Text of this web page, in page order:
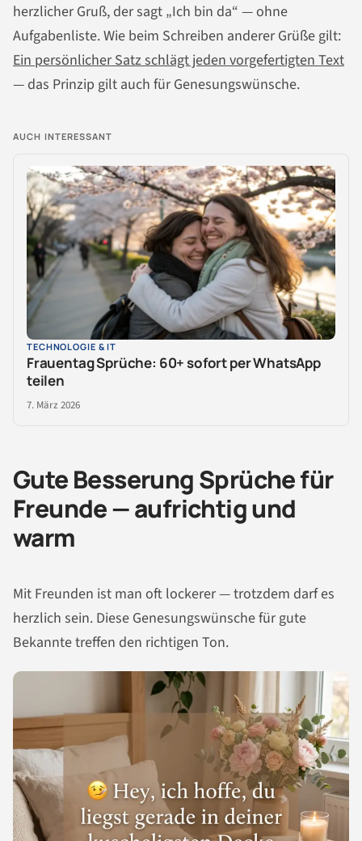
herzlicher Gruß, der sagt „Ich bin da“ — ohne
Aufgabenliste. Wie beim Schreiben anderer Grüße gilt:
Ein persönlicher Satz schlägt jeden vorgefertigten Text
— das Prinzip gilt auch für Genesungswünsche.
AUCH INTERESSANT
TECHNOLOGIE & IT
Frauentag Sprüche: 60+ sofort per WhatsApp
teilen
7. März 2026
Gute Besserung Sprüche für
Freunde — aufrichtig und
warm
Mit Freunden ist man oft lockerer — trotzdem darf es
herzlich sein. Diese Genesungswünsche für gute
Bekannte treffen den richtigen Ton.